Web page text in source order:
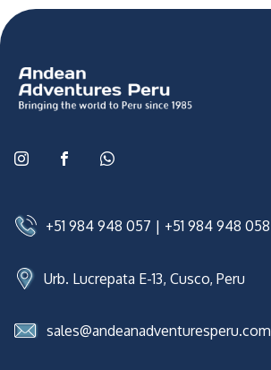
+51 984 948 057 | +51 984 948 058
Urb. Lucrepata E-13, Cusco, Peru
sales@andeanadventuresperu.com